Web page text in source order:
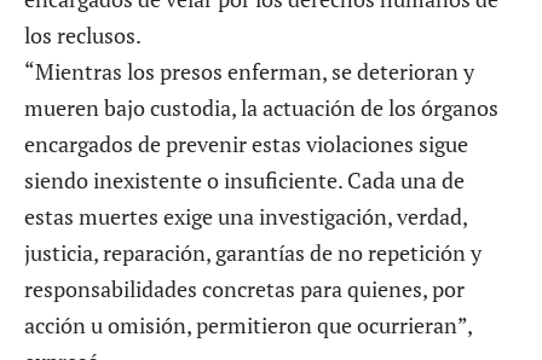
los reclusos.
“Mientras los presos enferman, se deterioran y
mueren bajo custodia, la actuación de los órganos
encargados de prevenir estas violaciones sigue
siendo inexistente o insuficiente. Cada una de
estas muertes exige una investigación, verdad,
justicia, reparación, garantías de no repetición y
responsabilidades concretas para quienes, por
acción u omisión, permitieron que ocurrieran”,